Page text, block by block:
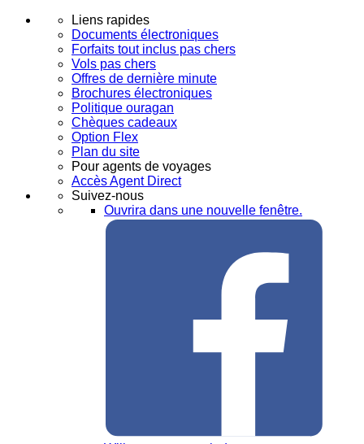
Liens rapides
Documents électroniques
Forfaits tout inclus pas chers
Vols pas chers
Offres de dernière minute
Brochures électroniques
Politique ouragan
Chèques cadeaux
Option Flex
Plan du site
Pour agents de voyages
Accès Agent Direct
Suivez-nous
Ouvrira dans une nouvelle fenêtre.